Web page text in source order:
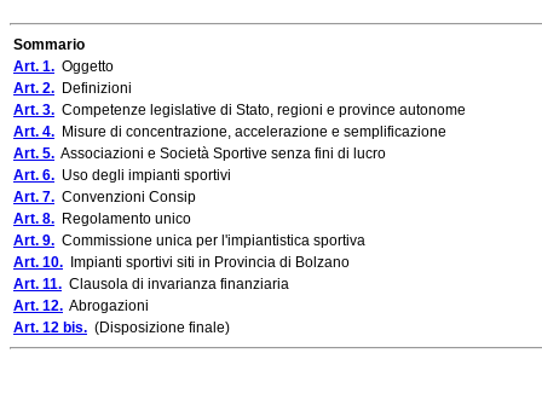
Sommario
Art. 1. Oggetto
Art. 2. Definizioni
Art. 3. Competenze legislative di Stato, regioni e province autonome
Art. 4. Misure di concentrazione, accelerazione e semplificazione
Art. 5. Associazioni e Società Sportive senza fini di lucro
Art. 6. Uso degli impianti sportivi
Art. 7. Convenzioni Consip
Art. 8. Regolamento unico
Art. 9. Commissione unica per l'impiantistica sportiva
Art. 10. Impianti sportivi siti in Provincia di Bolzano
Art. 11. Clausola di invarianza finanziaria
Art. 12. Abrogazioni
Art. 12 bis. (Disposizione finale)